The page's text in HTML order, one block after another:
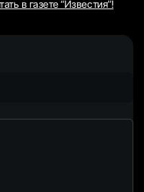
в газете “Известия”!